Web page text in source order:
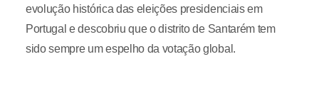
evolução histórica das eleições presidenciais em
Portugal e descobriu que o distrito de Santarém tem
sido sempre um espelho da votação global.